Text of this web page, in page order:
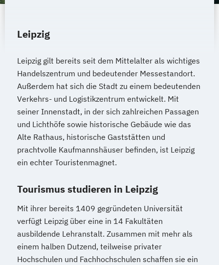
Leipzig
Leipzig gilt bereits seit dem Mittelalter als wichtiges
Handelszentrum und bedeutender Messestandort.
Außerdem hat sich die Stadt zu einem bedeutenden
Verkehrs- und Logistikzentrum entwickelt. Mit
seiner Innenstadt, in der sich zahlreichen Passagen
und Lichthöfe sowie historische Gebäude wie das
Alte Rathaus, historische Gaststätten und
prachtvolle Kaufmannshäuser befinden, ist Leipzig
ein echter Touristenmagnet.
Tourismus studieren in Leipzig
Mit ihrer bereits 1409 gegründeten Universität
verfügt Leipzig über eine in 14 Fakultäten
ausbildende Lehranstalt. Zusammen mit mehr als
einem halben Dutzend, teilweise privater
Hochschulen und Fachhochschulen schaffen sie ein